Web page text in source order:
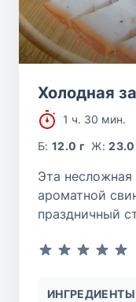
Холодная
1 ч. 30 мин.
Б:12.0 г Ж:23.0
Эта несложная
ароматной
праздничный
ИНГРЕДИЕНТЫ